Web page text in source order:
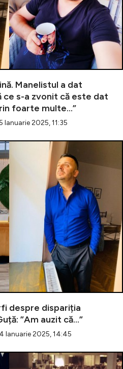
Manelistul a dat
ce s-a zvonit că este dat
foarte multe...”
2025, 11:35
despre dispariția
”Am auzit că...”
Ianuarie 2025, 14:45